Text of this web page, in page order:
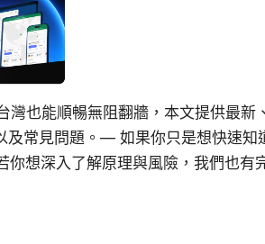
也能順暢無阻翻牆，本文提供最新
及常見問題。— 如果你只是想快速知
你想深入了解原理與風險，我們也